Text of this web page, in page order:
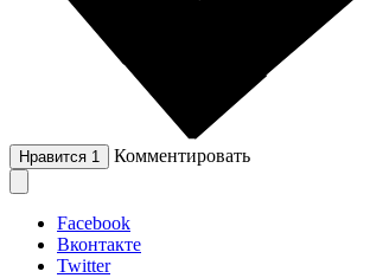
Нравится 1 Комментировать
Facebook
Вконтакте
Twitter